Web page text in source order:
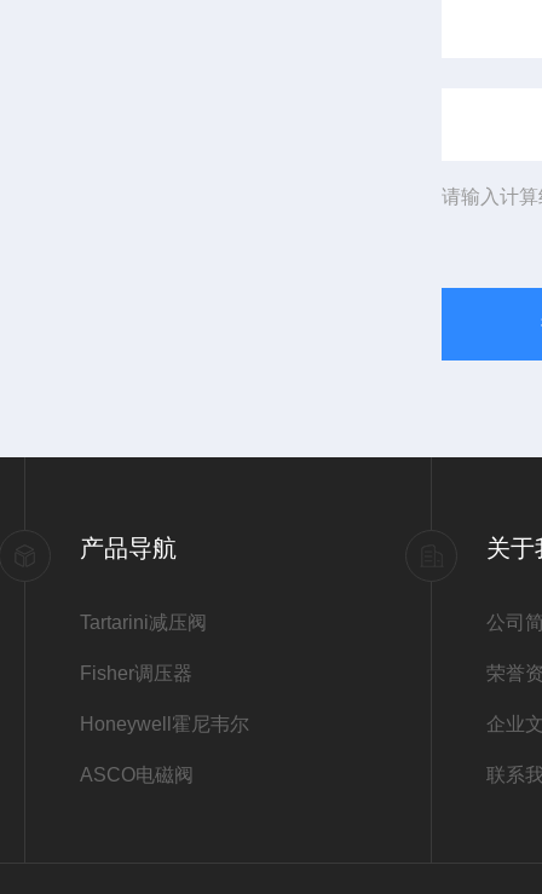
请输入计
产品导航
Tartarini减压阀
Fisher调压器
Honeywell霍尼韦尔
ASCO电磁阀
关于
公司
荣誉
企业
联系